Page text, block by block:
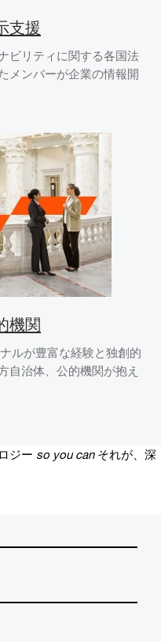
支援
ビリティに関する各国法
メンバーが企業の情報開
機関
ルが豊富な経験と独創的
自治体、公的機関が抱え
ジー so you can それが、深